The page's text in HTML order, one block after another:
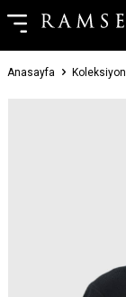
Anasayfa Koleksiyon